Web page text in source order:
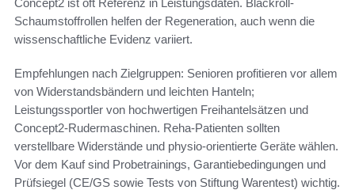
Schaumstoffrollen helfen der Regeneration, auch wenn die
wissenschaftliche Evidenz variiert.
Empfehlungen nach Zielgruppen: Senioren profitieren vor allem
von Widerstandsbändern und leichten Hanteln;
Leistungssportler von hochwertigen Freihantelsätzen und
Concept2-Rudermaschinen. Reha-Patienten sollten
verstellbare Widerstände und physio-orientierte Geräte wählen.
Vor dem Kauf sind Probetrainings, Garantiebedingungen und
Prüfsiegel (CE/GS sowie Tests von Stiftung Warentest) wichtig.